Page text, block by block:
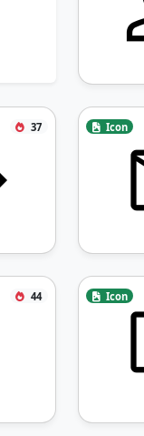
37 Icon
44 Icon